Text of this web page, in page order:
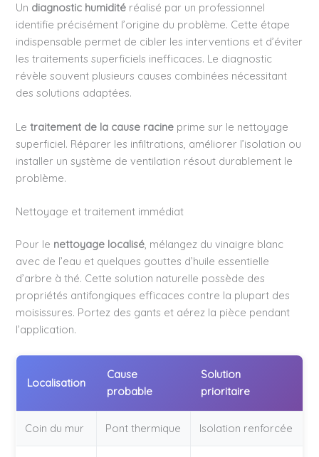
Un diagnostic humidité réalisé par un professionnel
identifie précisément l’origine du problème. Cette étape
indispensable permet de cibler les interventions et d’éviter
les traitements superficiels inefficaces. Le diagnostic
révèle souvent plusieurs causes combinées nécessitant
des solutions adaptées.
Letraitement de la cause racine prime sur le nettoyage
superficiel. Réparer les infiltrations, améliorer l’isolation ou
installer un système de ventilation résout durablement le
problème.
Nettoyage et traitement immédiat
Pour le nettoyage localisé, mélangez du vinaigre blanc
avec de l’eau et quelques gouttes d’huile essentielle
d’arbre à thé. Cette solution naturelle possède des
propriétés antifongiques efficaces contre la plupart des
moisissures. Portez des gants et aérez la pièce pendant
l’application.
Localisation
Cause
probable
Solution
prioritaire
Coin du mur Pont thermique Isolation renforcée